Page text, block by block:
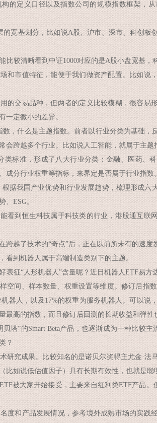
定义口径以及指数公司的规模指数框架，从
基划分，比如说A股、沪市、深市、科创板
较清晰看到中证1000对应的是A股小盘宽基，
和市值特征，能便于我们做资产配置。比如说
交易品种，但两者的定义比较模糊，很容易
一定微小的差异。
什么是主题指数。前者以行业分类为基础，
会跨越多个行业。比如说人工智能，就属于主题
准，形成了八大行业分类：金融、医药、科
成分行业权重等指标，来界定是否属于行业指数。
我国产业优势和行业发展趋势，梳理形成六
、ESG。
到恒生科技属于科技类的行业，港股通互联
了技术的“奇点”后，正在以前所未有的速度
看到机器人属于高端制造类别下的主题。
征“人形机器人”含量呢？近日机器人ETF易方
空间、样本数量、权重设置等维度。修订后指
器人，以及17%的权重为服务机器人。可以说
最高的指数，而且修订后回测的长期收益和弹性
”的Smart Beta产品，也逐渐成为一种比较主
？
究成果。比较知名的是诺贝尔奖得主尤金·法
比如说低估值因子）具有长期有效性，也就是聪
大家开始接受，主要来自红利类ETF产品。
和产品发展情况，参考境外成熟市场的实践